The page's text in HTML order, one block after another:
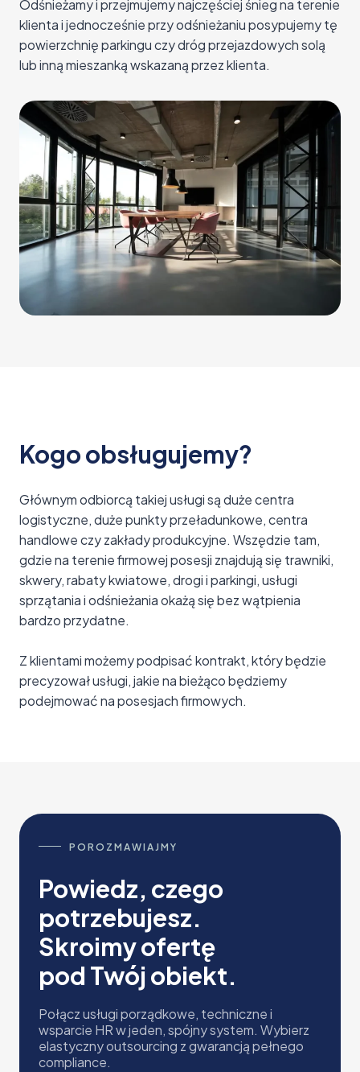
Odśnieżamy i przejmujemy najczęściej śnieg na terenie
klienta i jednocześnie przy odśnieżaniu posypujemy tę
powierzchnię parkingu czy dróg przejazdowych solą
lub inną mieszanką wskazaną przez klienta.
Kogo obsługujemy?
Głównym odbiorcą takiej usługi są duże centra
logistyczne, duże punkty przeładunkowe, centra
handlowe czy zakłady produkcyjne. Wszędzie tam,
gdzie na terenie firmowej posesji znajdują się trawniki,
skwery, rabaty kwiatowe, drogi i parkingi, usługi
sprzątania i odśnieżania okażą się bez wątpienia
bardzo przydatne.
Z klientami możemy podpisać kontrakt, który będzie
precyzował usługi, jakie na bieżąco będziemy
podejmować na posesjach firmowych.
POROZMAWIAJMY
Powiedz, czego
potrzebujesz.
Skroimy ofertę
pod Twój obiekt.
Połącz usługi porządkowe, techniczne i
wsparcie HR w jeden, spójny system. Wybierz
elastyczny outsourcing z gwarancją pełnego
compliance.